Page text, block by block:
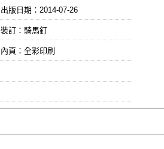
出版日期： 2014-07-26
裝訂：騎馬釘
內頁：全彩印刷